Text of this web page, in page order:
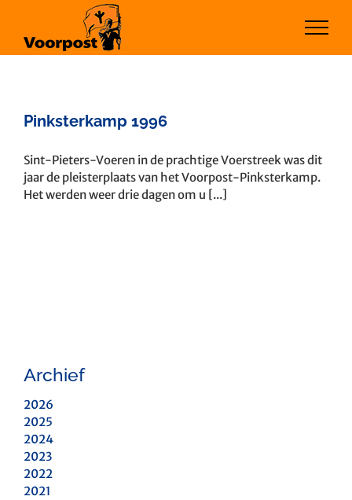
inhoud
Pinksterkamp 1996
Sint-Pieters-Voeren in de prachtige Voerstreek was dit
jaar de pleisterplaats van het Voorpost-Pinksterkamp.
Het werden weer drie dagen om u [...]
Archief
2026
2025
2024
2023
2022
2021